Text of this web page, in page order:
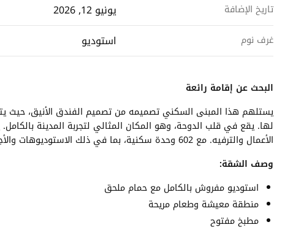
تاريخ الإضافة يونيو 12, 2026
غرف نوم استوديو
البحث عن إقامة رائعة
يستلهم هذا المبنى السكني تصميمه من تصميم الفندق الأنيق، حيث
لها. يقع في قلب الدوحة، وهو المكان المثالي لتجربة المدينة
الأعمال والترفيه. مع 602 وحدة سكنية، بما في ذلك الاستوديوهات والأجنحة ذات الغرف الواحدة والغرفتين، تم تجهيز كل وحدة بأعلى المعايير الدولية وتتميز بإطلالات رائعة على الخليج العربي.
وصف الشقة:
استوديو مفروش بالكامل مع حمام ملحق
منطقة معيشة وطعام مريحة
مطبخ مفتوح